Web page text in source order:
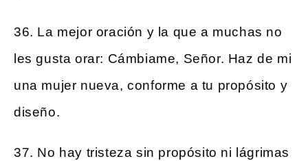
36. La mejor oración y la que a muchas no
les gusta orar: Cámbiame, Señor. Haz de mi
una mujer nueva, conforme a tu propósito y
diseño.
37. No hay tristeza sin propósito ni lágrimas